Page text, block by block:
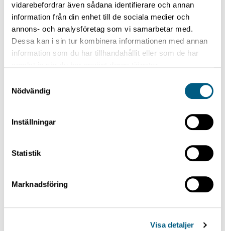
vidarebefordrar även sådana identifierare och annan
information från din enhet till de sociala medier och
annons- och analysföretag som vi samarbetar med.
Dessa kan i sin tur kombinera informationen med annan
information som du har tillhandahållit eller som de har
Nödvändig
Inställningar
Statistik
Marknadsföring
Visa detaljer
Rima-annostelija rakennettiin uudelleen, ja uusi
porrasannostin rimoille rimojensyöttöön, sanoo Hans
Eriksson.
Paranna käytettävyyttä
mutta sahatavaran käsittely ei ole oikein pysynyt
vauhdissa ja siitä on tullut pullonkaula. Rimoituskoneen
Stein Eriksen sanoo.
päivitykset tiiviissä yhteistyössä Renholmenin kanssa.